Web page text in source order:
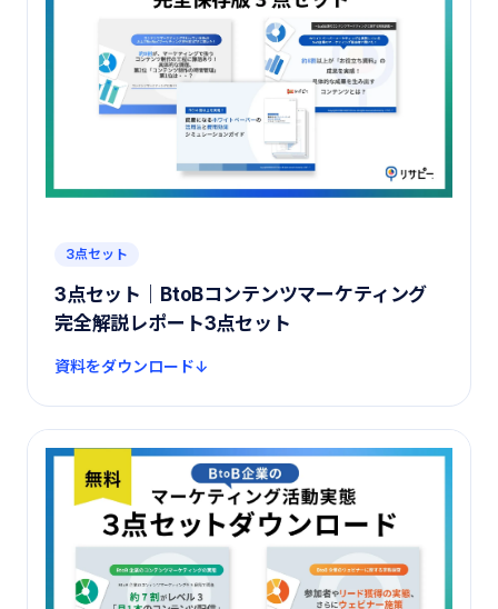
3点セット
3点セット｜BtoBコンテンツマーケティング
完全解説レポート3点セット
資料をダウンロード